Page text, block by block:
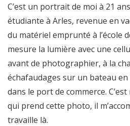
C’est un portrait de moi à 21
étudiante à Arles, revenue en
du matériel emprunté à l’école
mesure la lumière avec une
avant de photographier, à la
échafaudages sur un bateau
dans le port de commerce.
qui prend cette photo, il
travaille là.